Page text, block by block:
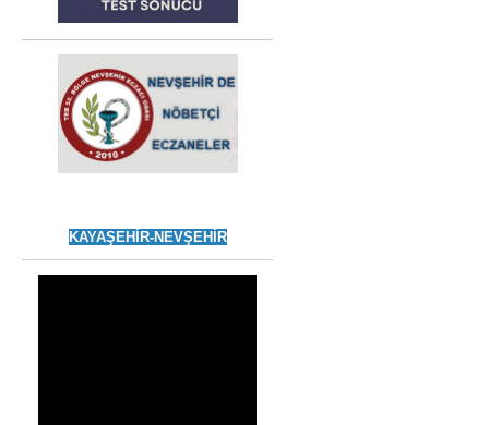
KAYAŞEHİR-NEVŞEHİR